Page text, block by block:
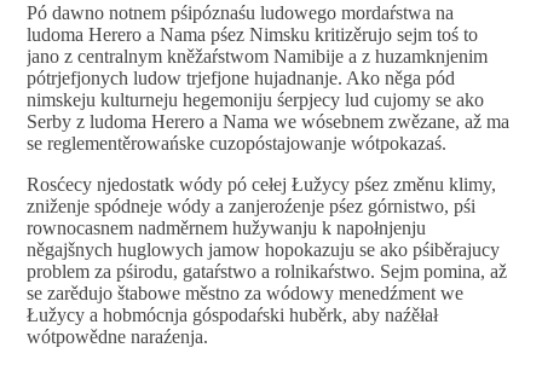
Pó dawno notnem pśipóznaśu ludowego mordaŕstwa na
ludoma Herero a Nama pśez Nimsku kritizěrujo sejm toś to
jano z centralnym kněžaŕstwom Namibije a z huzamknjenim
pótrjefjonych ludow trjefjone hujadnanje. Ako něga pód
nimskeju kulturneju hegemoniju śerpjecy lud cujomy se ako
Serby z ludoma Herero a Nama we wósebnem zwězane, až ma
se reglementěrowańske cuzopóstajowanje wótpokazaś.
Rosćecy njedostatk wódy pó cełej Łužycy pśez změnu klimy,
zniženje spódneje wódy a zanjeroźenje pśez górnistwo, pśi
rownocasnem nadměrnem hužywanju k napołnjenju
něgajšnych huglowych jamow hopokazuju se ako pśiběrajucy
problem za pśirodu, gataŕstwo a rolnikaŕstwo. Sejm pomina, až
se zarědujo štabowe městno za wódowy menedźment we
Łužycy a hobmócnja góspodaŕski huběrk, aby naźěłał
wótpowědne naraźenja.